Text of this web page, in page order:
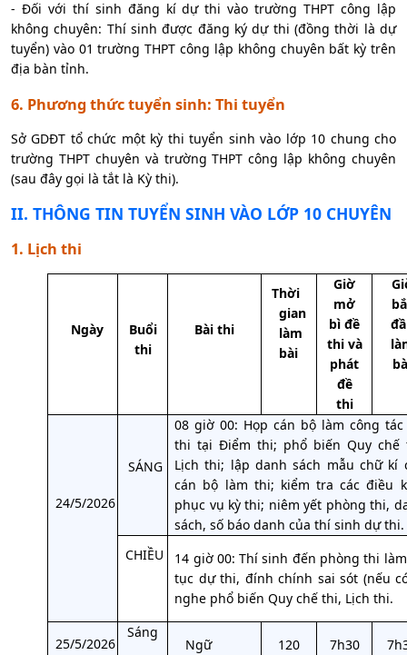
- Đối với thí sinh đăng kí dự thi vào trường THPT công lập
không chuyên: Thí sinh được đăng ký dự thi (đồng thời là dự
tuyển) vào 01 trường THPT công lập không chuyên bất kỳ trên
địa bàn tỉnh.
6. Phương thức tuyển sinh: Thi tuyển
Sở GDĐT tổ chức một kỳ thi tuyển sinh vào lớp 10 chung cho
trường THPT chuyên và trường THPT công lập không chuyên
(sau đây gọi là tắt là Kỳ thi).
II. THÔNG TIN TUYỂN SINH VÀO LỚP 10 CHUYÊN
1. Lịch thi
Ngày
Buổi
thi
Bài thi
Thời
gian
làm
bài
Giờ
mở
bì đề
thi và
phát
đề
thi
24/5/2026
SÁNG
08 giờ 00: Họp cán bộ làm công tác
thi tại Điểm thi; phổ biến Quy chế
Lịch thi; lập danh sách mẫu chữ kí
cán bộ làm thi; kiểm tra các điều
phục vụ kỳ thi; niêm yết phòng thi,
sách, số báo danh của thí sinh dự thi.
CHIỀU
14 giờ 00: Thí sinh đến phòng thi
tục dự thi, đính chính sai sót (nếu
nghe phổ biến Quy chế thi, Lịch thi.
25/5/2026
Sáng
Ngữ
120
7h30